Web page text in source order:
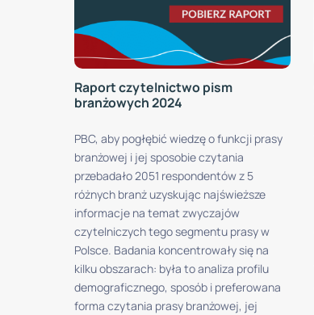
Raport czytelnictwo pism
branżowych 2024
PBC, aby pogłębić wiedzę o funkcji prasy
branżowej i jej sposobie czytania
przebadało 2051 respondentów z 5
różnych branż uzyskując najświeższe
informacje na temat zwyczajów
czytelniczych tego segmentu prasy w
Polsce. Badania koncentrowały się na
kilku obszarach: była to analiza profilu
demograficznego, sposób i preferowana
forma czytania prasy branżowej, jej